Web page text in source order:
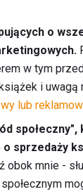
o
w tym
i uwagą
lub
o sprzedaży
obok mnie -